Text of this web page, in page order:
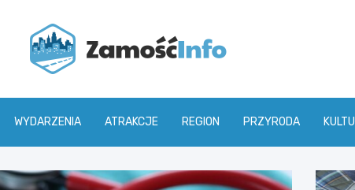
WYDARZENIA ATRAKCJE REGION PRZYRODA